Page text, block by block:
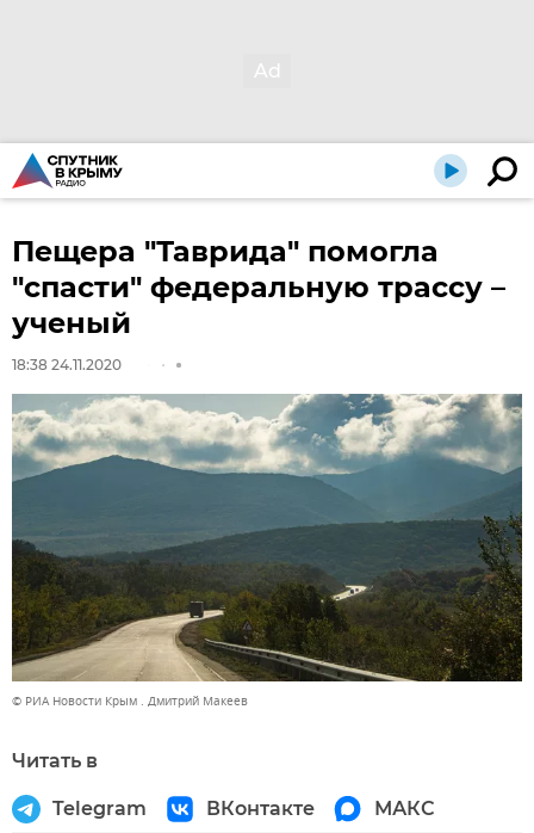
Пещера "Таврида" помогла
"спасти" федеральную трассу –
ученый
18:38 24.11.2020
© РИА Новости Крым . Дмитрий Макеев
Читать в
Telegram ВКонтакте МАКС